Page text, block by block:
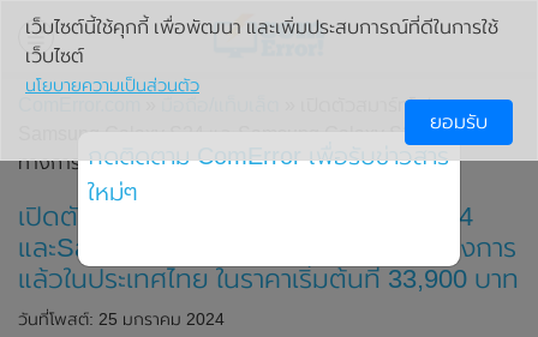
» เปิดตัวสมาร์ทโฟน
Samsung Galaxy S24 และSamsung Galaxy S24+ อย่างเป็น
ทางการแล้วในประเทศไทย ในราคาเริ่มต้นที่ 33,900 บาท
เปิดตัวสมาร์ทโฟน Samsung Galaxy S24
และSamsung Galaxy S24+ อย่างเป็นทางการ
แล้วในประเทศไทย ในราคาเริ่มต้นที่ 33,900 บาท
วันที่โพสต์: 25 มกราคม 2024
เว็บไซต์นี้ใช้คุกกี้ เพื่อพัฒนา และเพิ่มประสบการณ์ที่ดีในการใช้
เว็บไซต์
นโยบายความเป็นส่วนตัว
ยอมรับ
กดติดตาม ComError เพื่อรับข่าวสาร
ใหม่ๆ